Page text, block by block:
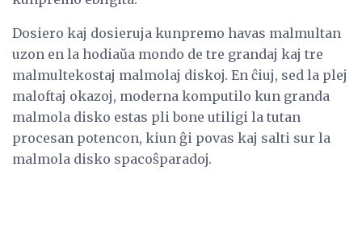
Dosiero kaj dosieruja kunpremo havas malmultan
uzon en la hodiaŭa mondo de tre grandaj kaj tre
malmultekostaj malmolaj diskoj. En ĉiuj, sed la plej
maloftaj okazoj, moderna komputilo kun granda
malmola disko estas pli bone utiligi la tutan
procesan potencon, kiun ĝi povas kaj salti sur la
malmola disko spacoŝparadoj.